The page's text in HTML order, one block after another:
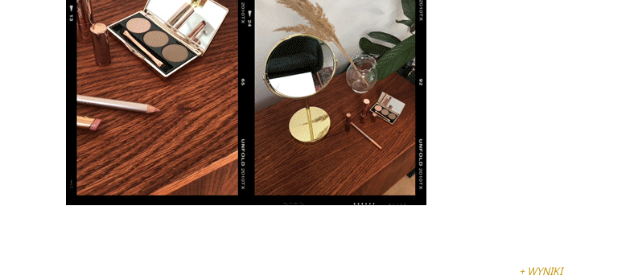
+ WYNIKI